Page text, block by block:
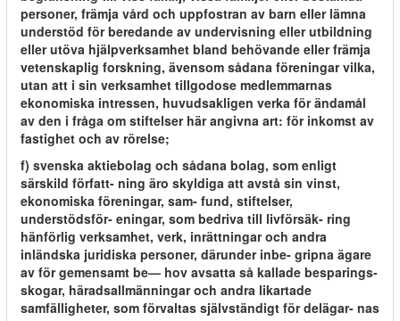
personer, främja vård och uppfostran av barn eller lämna
understöd för beredande av undervisning eller utbildning
eller utöva hjälpverksamhet bland behövande eller främja
vetenskaplig forskning, ävensom sådana föreningar vilka,
utan att i sin verksamhet tillgodose medlemmarnas
ekonomiska intressen, huvudsakligen verka för ändamål
av den i fråga om stiftelser här angivna art: för inkomst av
fastighet och av rörelse;
f) svenska aktiebolag och sådana bolag, som enligt
särskild författ- ning äro skyldiga att avstå sin vinst,
ekonomiska föreningar, sam- fund, stiftelser,
understödsför- eningar, som bedriva till livförsäk- ring
hänförlig verksamhet, verk, inrättningar och andra
inländska juridiska personer, därunder inbe- gripna ägare
av för gemensamt be— hov avsatta så kallade besparings-
skogar, häradsallmänningar och andra likartade
samfälligheter, som förvaltas självständigt för delägar- nas